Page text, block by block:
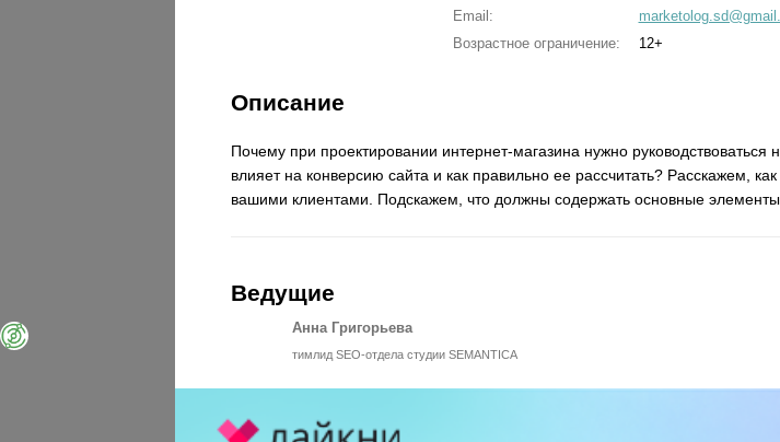
Email:
Возрастное ограничение:
12+
Описание
Почему при проектировании интернет-магазина нужно
влияет на конверсию сайта и как правильно ее рассчитать? Расскажем,
вашими клиентами. Подскажем, что должны содержать основные элементы
Ведущие
Анна Григорьева
тимлид SEO-отдела студии SEMANTICA